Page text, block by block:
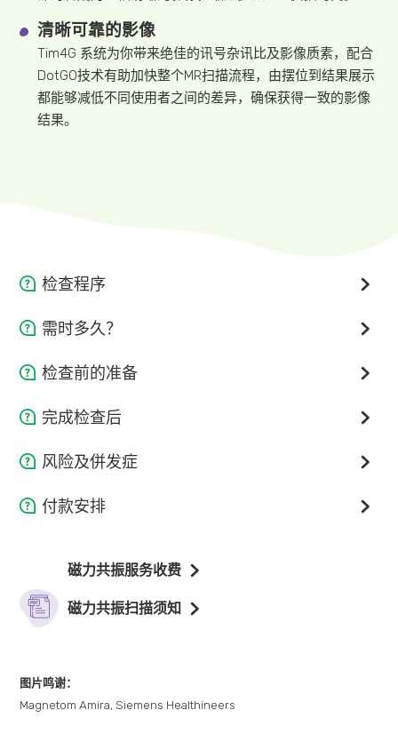
清晰可靠的影像
Tim4G 系统为你带来绝佳的讯号杂讯比及影像质素，配合
DotGO技术有助加快整个MR扫描流程，由摆位到结果展示
都能够减低不同使用者之间的差异，确保获得一致的影像
结果。
检查程序
检查过程在放射师监察下进行。进入扫描室后，病人会躺在
特备的床上，并有棉毯覆盖身体保暖。如有需要，工作人员
会为病人注射静脉显影剂，也可能需接驳脉膊感应器或心电
图机监察维生指数。
由于扫描是间歇地进行，所以请尽量保持鬆弛、避免移动身
体和保持安静。扫描进行时，仪器会发出噪音，病人须戴上
耳塞。如儿童接受此项检查，可能需要注射镇静剂以确保扫
描顺利进行。过程进行期间，医护人员会与病人保持紧密联
络和对话。
需时多久？
检查需时1-2个小时，部份个案或需较长时间。
检查前的准备
病人须签署手术同意书。
或法定监护人签署)。
假若是接受眼部及脑部检查，眼部不可有化妆，面部化妆
对磁场有反应的物件不要带进检查室，包括信用咭、提款
咭、储值车票等。
完成检查后
可以如常饮食。
风险及併发症
磁力共振扫描是先进的影像技术，绝少引起不良反应。但
是，如果有以下内置物和/或情况，可能构成潜在危险或干扰
激动器 / 分流器 / 助听器 / 中耳金属内置物 / 金属碎片 /
内植灌流泵 / 骨或关节金属内置物 / 眼眶内金属异物 / 金
怀孕或可能怀孕；
付款安排
宝、转数快。
如你的保险计划属认可出院毋须直接付款类别，而所使用服
务并没有不保或超额项目，可直接离开。
磁力共振服务收费
磁力共振扫描须知
图片鸣谢：
Magnetom Amira, Siemens Healthineers